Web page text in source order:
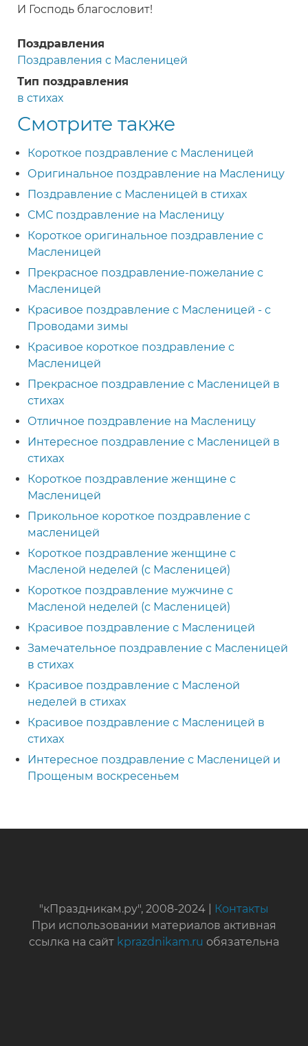
И Господь благословит!
Поздравления
Поздравления с Масленицей
Тип поздравления
в стихах
Смотрите также
Короткое поздравление с Масленицей
Оригинальное поздравление на Масленицу
Поздравление с Масленицей в стихах
СМС поздравление на Масленицу
Короткое оригинальное поздравление с
Масленицей
Прекрасное поздравление-пожелание с
Масленицей
Красивое поздравление с Масленицей - с
Проводами зимы
Красивое короткое поздравление с
Масленицей
Прекрасное поздравление с Масленицей в
стихах
Отличное поздравление на Масленицу
Интересное поздравление с Масленицей в
стихах
Короткое поздравление женщине с
Масленицей
Прикольное короткое поздравление с
масленицей
Короткое поздравление женщине с
Масленой неделей (с Масленицей)
Короткое поздравление мужчине с
Масленой неделей (с Масленицей)
Красивое поздравление с Масленицей
Замечательное поздравление с Масленицей
в стихах
Красивое поздравление с Масленой
неделей в стихах
Красивое поздравление с Масленицей в
стихах
Интересное поздравление с Масленицей и
Прощеным воскресеньем
"кПраздникам.ру", 2008-2024 |
Контакты
При использовании материалов активная
ссылка на сайт kprazdnikam.ru обязательна